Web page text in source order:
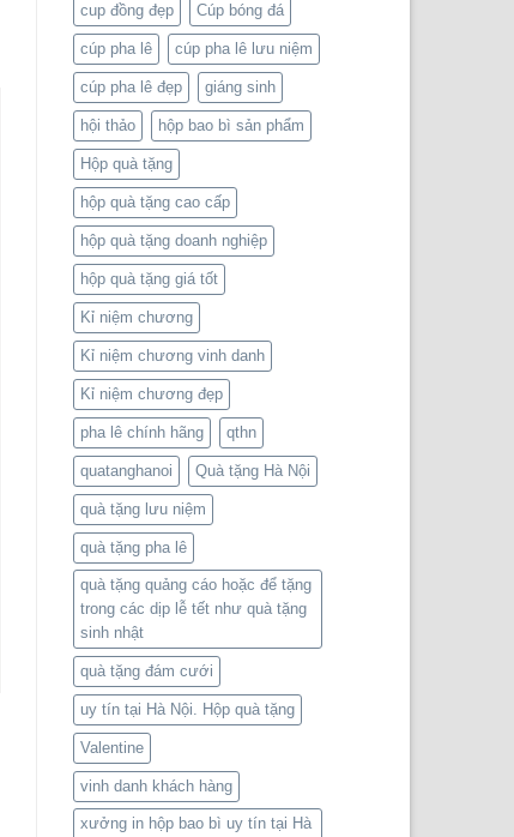
cup đồng đẹp Cúp bóng đá
cúp pha lê cúp pha lê lưu niệm
cúp pha lê đẹp giáng sinh
hội thảo hộp bao bì sản phẩm
Hộp quà tặng
hộp quà tặng cao cấp
hộp quà tặng doanh nghiệp
hộp quà tặng giá tốt
Kỉ niệm chương
Kỉ niệm chương vinh danh
Kỉ niệm chương đẹp
pha lê chính hãng qthn
quatanghanoi Quà tặng Hà Nội
quà tặng lưu niệm
quà tặng pha lê
quà tặng quảng cáo hoặc để tặng
trong các dịp lễ tết như quà tặng
sinh nhật
quà tặng đám cưới
uy tín tại Hà Nội. Hộp quà tặng
Valentine
vinh danh khách hàng
xưởng in hộp bao bì uy tín tại Hà